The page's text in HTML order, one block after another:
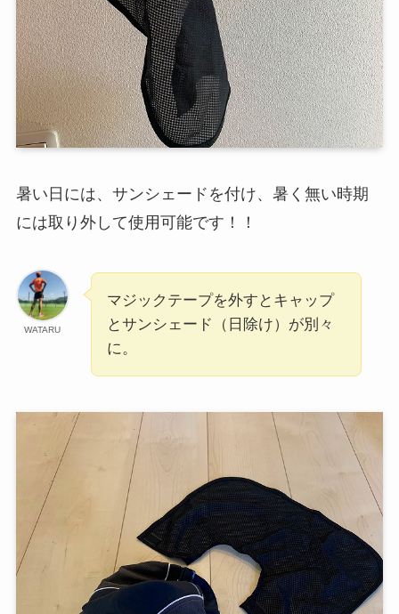
暑い日には、サンシェードを付け、暑く無い時期
には取り外して使用可能です！！
WATARU
マジックテープを外すとキャップ
とサンシェード（日除け）が別々
に。